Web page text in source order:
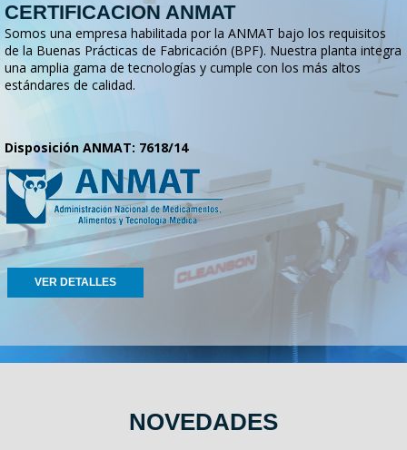
CERTIFICACION ANMAT
Somos una empresa habilitada por la ANMAT bajo los requisitos
de la Buenas Prácticas de Fabricación (BPF). Nuestra planta integra
una amplia gama de tecnologías y cumple con los más altos
estándares de calidad.
Disposición ANMAT: 7618/14
VER DETALLES
NOVEDADES